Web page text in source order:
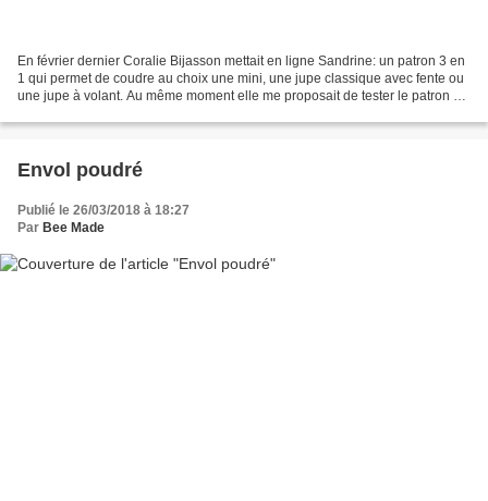
En février dernier Coralie Bijasson mettait en ligne Sandrine: un patron 3 en
1 qui permet de coudre au choix une mini, une jupe classique avec fente ou
une jupe à volant. Au même moment elle me proposait de tester le patron de
Envol poudré
Publié le 26/03/2018 à 18:27
Par Bee Made